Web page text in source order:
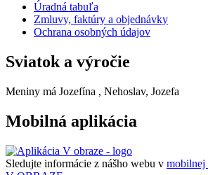
Úradná tabuľa
Zmluvy, faktúry a objednávky
Ochrana osobných údajov
Sviatok a výročie
Meniny má Jozefína , Nehoslav, Jozefa
Mobilná aplikácia
Sledujte informácie z nášho webu v mobilnej